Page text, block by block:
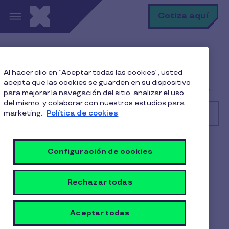
Pasar al contenido principal Cotiza aquí
Gestión de beneficios y pedidos
¿Dónde puedo ver la lista de mis beneficiarios activos?
Buscar
¿Dónde puedo ver la lista de
mis beneficiarios activos?
1 min de lectura 17 Octubre 2025
Al hacer clic en “Aceptar todas las cookies”, usted
acepta que las cookies se guarden en su dispositivo
para mejorar la navegación del sitio, analizar el uso
del mismo, y colaborar con nuestros estudios para
marketing. Política de cookies
Configuración de cookies
Rechazar todas
Aceptar todas